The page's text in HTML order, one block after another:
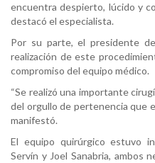
encuentra despierto, lúcido y
destacó el especialista.
Por su parte, el presidente
realización de este
compromiso del equipo médico.
“Se realizó una importante
del orgullo de pertenencia que
manifestó.
El equipo quirúrgico estuvo
Servín y Joel Sanabria, ambos